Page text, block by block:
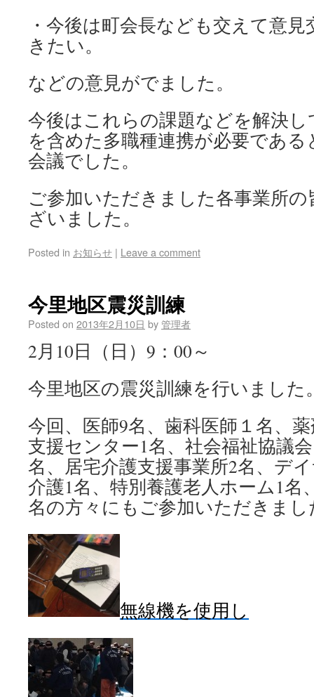
・今後は町会長なども交えて意
きたい。
などの意見がでました。
今後はこれらの課題などを解決
を含めた多職種連携が必要であ
会議でした。
ご参加いただきました各事業所
ざいました。
Posted in お知らせ | Leave a comment
今里地区震災訓練
Posted on 2013年2月10日 by管理者
2月10日（日）9：00～
今里地区の震災訓練を行いました
今回、医師9名、歯科医師１名、
支援センター1名、社会福祉協議
名、居宅介護支援事業所2名、デ
介護1名、特別養護老人ホーム1名
名の方々にもご参加いただきまし
無線機を使用し